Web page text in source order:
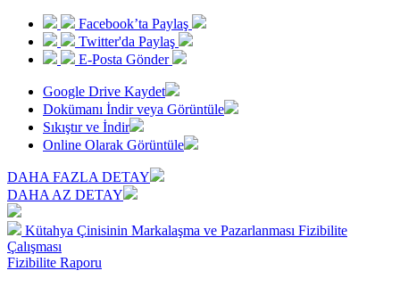
Facebook’ta Paylaş
Twitter'da Paylaş
E-Posta Gönder
Google Drive Kaydet
Dokümanı İndir veya Görüntüle
Sıkıştır ve İndir
Online Olarak Görüntüle
DAHA FAZLA DETAY
DAHA AZ DETAY
Kütahya Çinisinin Markalaşma ve Pazarlanması Fizibilite
Çalışması
Fizibilite Raporu